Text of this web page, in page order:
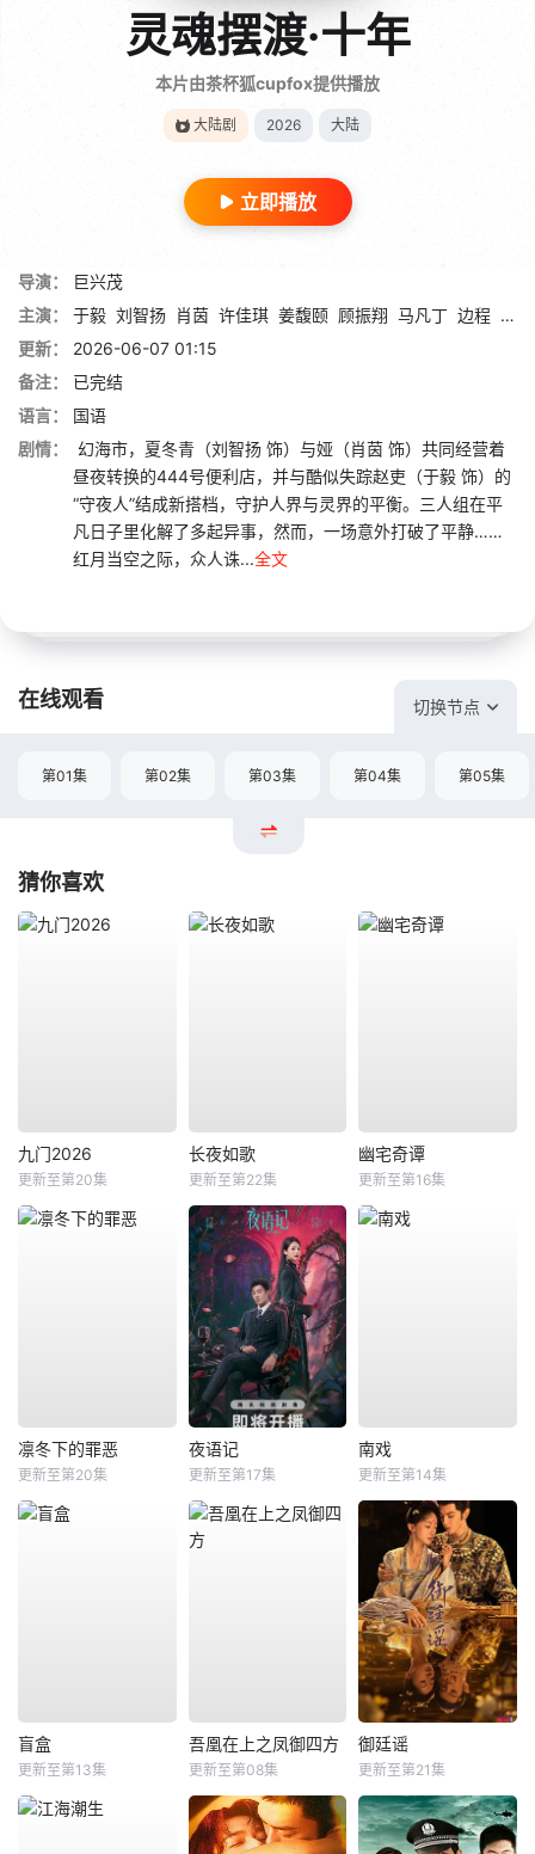
灵魂摆渡·十年
本片由茶杯狐cupfox提供播放
大陆剧 2026 大陆
立即播放
导演：
巨兴茂
主演：
于毅 刘智扬 肖茵 许佳琪 姜馥颐 顾振翔 马凡丁 边程 简
更新：
2026-06-07 01:15
备注：
已完结
语言：
国语
剧情：
幻海市，夏冬青（刘智扬 饰）与娅（肖茵 饰）共同经营着
昼夜转换的444号便利店，并与酷似失踪赵吏（于毅 饰）的
“守夜人”结成新搭档，守护人界与灵界的平衡。三人组在平
凡日子里化解了多起异事，然而，一场意外打破了平静……
红月当空之际，众人诛...全文
在线观看 切换节点
第01集 第02集 第03集 第04集 第05集
猜你喜欢
九门2026
更新至第20集
长夜如歌
更新至第22集
幽宅奇谭
更新至第16集
凛冬下的罪恶
更新至第20集
夜语记
更新至第17集
南戏
更新至第14集
盲盒
更新至第13集
吾凰在上之凤御四方
更新至第08集
御廷谣
更新至第21集